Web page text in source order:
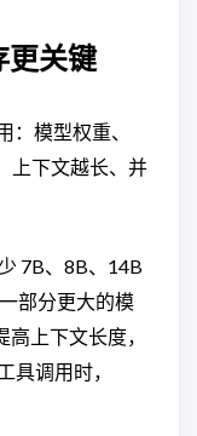
更关键
：模型权重、
上下文越长、并
7B、8B、14B
部分更大的模
上下文长度，
具调用时，